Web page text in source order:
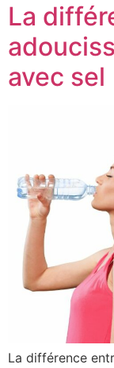
La
avec sel
La différence